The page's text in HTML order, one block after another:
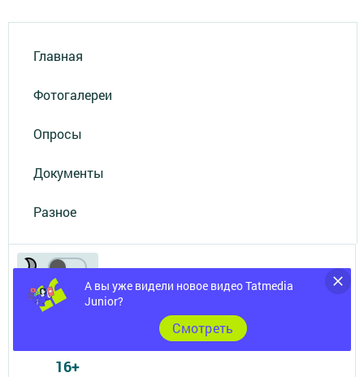
Главная
Фотогалереи
Опросы
Документы
Разное
А вы уже видели новое видео Tatmedia
Junior?
Cмотреть
(843) 222 09 84
16+